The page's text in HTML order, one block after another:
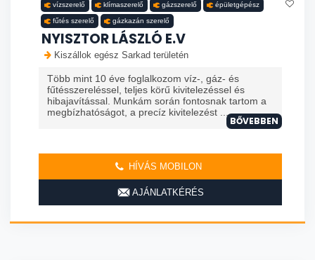
vízszerelő klímaszerelő gázszerelő épületgépész
fűtés szerelő gázkazán szerelő
NYISZTOR LÁSZLÓ E.V
Kiszállok egész Sarkad területén
Több mint 10 éve foglalkozom víz-, gáz- és
fűtésszereléssel, teljes körű kivitelezéssel és
hibajavítással. Munkám során fontosnak tartom a
megbízhatóságot, a precíz kivitelezést ...
BŐVEBBEN
HÍVÁS MOBILON
AJÁNLATKÉRÉS